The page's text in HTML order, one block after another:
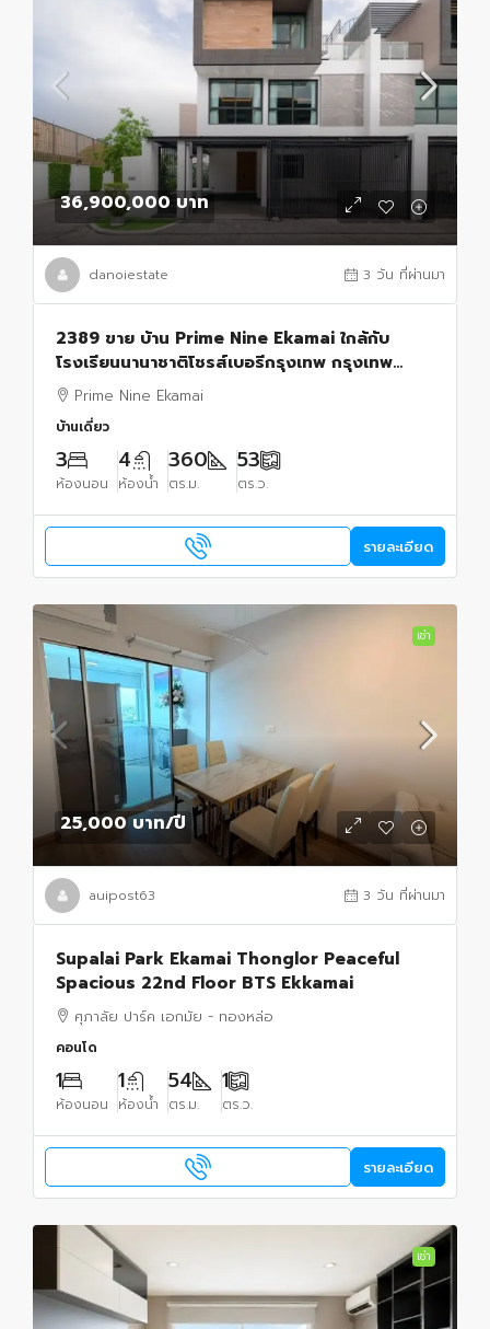
36,900,000 บาท
danoiestate 3 วัน ที่ผ่านมา
2389 ขาย บ้าน Prime Nine Ekamai ใกล้กับ
โรงเรียนนานาชาติโชรส์เบอรีกรุงเทพ กรุงเทพ
36900000 บาท
Prime Nine Ekamai
บ้านเดี่ยว
3
ห้องนอน
4
ห้องน้ำ
360
ตร.ม.
53
ตร.ว.
รายละเอียด
เช่า
25,000 บาท/ปี
auipost63 3 วัน ที่ผ่านมา
Supalai Park Ekamai Thonglor Peaceful
Spacious 22nd Floor BTS Ekkamai
ศุภาลัย ปาร์ค เอกมัย - ทองหล่อ
คอนโด
1
ห้องนอน
1
ห้องน้ำ
54
ตร.ม.
1
ตร.ว.
รายละเอียด
เช่า